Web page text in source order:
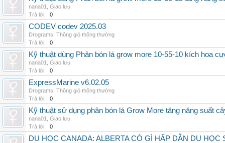
nana01
Giao lưu
Trả lời:
0
CODEV codev 2025.03
Drograms Thông gió thông thường
Trả lời:
0
Kỹ thuật dùng Phân bón lá grow more 10-55-10 kích hoa
nana01
Giao lưu
Trả lời:
0
ExpressMarine v6.02.05
Drograms Thông gió thông thường
Trả lời:
0
Kỹ thuật sử dụng phân bón lá Grow More tăng năng suất
nana01
Giao lưu
Trả lời:
0
DU HỌC CANADA: ALBERTA CÓ GÌ HẤP DẪN DU HỌC